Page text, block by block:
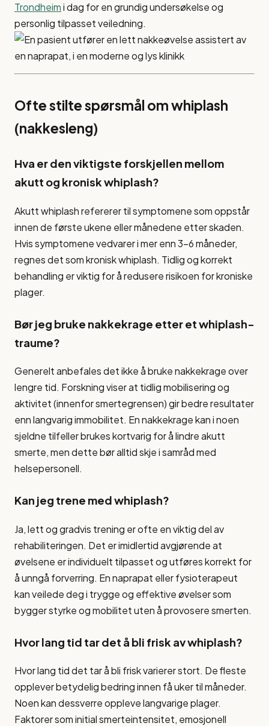
Trondheimi dag for en grundig undersøkelse og
personlig tilpasset veiledning.
Ofte stilte spørsmål om whiplash
(nakkesleng)
Hva er den viktigste forskjellen mellom
akutt og kronisk whiplash?
Akutt whiplash refererer til symptomene som oppstår
innen de første ukene eller månedene etter skaden.
Hvis symptomene vedvarer i mer enn 3-6 måneder,
regnes det som kronisk whiplash. Tidlig og korrekt
behandling er viktig for å redusere risikoen for kroniske
plager.
Bør jeg bruke nakkekrage etter et whiplash-
traume?
Generelt anbefales det ikke å bruke nakkekrage over
lengre tid. Forskning viser at tidlig mobilisering og
aktivitet (innenfor smertegrensen) gir bedre resultater
enn langvarig immobilitet. En nakkekrage kan i noen
sjeldne tilfeller brukes kortvarig for å lindre akutt
smerte, men dette bør alltid skje i samråd med
helsepersonell.
Kan jeg trene med whiplash?
Ja, lett og gradvis trening er ofte en viktig del av
rehabiliteringen. Det er imidlertid avgjørende at
øvelsene er individuelt tilpasset og utføres korrekt for
å unngå forverring. En naprapat eller fysioterapeut
kan veilede deg i trygge og effektive øvelser som
bygger styrke og mobilitet uten å provosere smerten.
Hvor lang tid tar det å bli frisk av whiplash?
Hvor lang tid det tar å bli frisk varierer stort. De fleste
opplever betydelig bedring innen få uker til måneder.
Noen kan dessverre oppleve langvarige plager.
Faktorer som initial smerteintensitet, emosjonell